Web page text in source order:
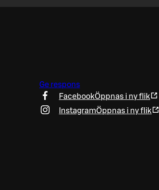
Ge respons
FacebookÖppnas i ny flik
InstagramÖppnas i ny flik